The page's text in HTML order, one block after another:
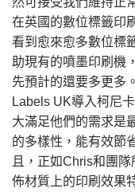
在英國的數位標籤印
看到愈來愈多數位標
助現有的噴墨印刷機
先預計的還要多更多
Labels UK導入柯尼
大滿足他們的需求是
的多樣性，能有效節
且，正如Chris和團
佈材質上的印刷效果